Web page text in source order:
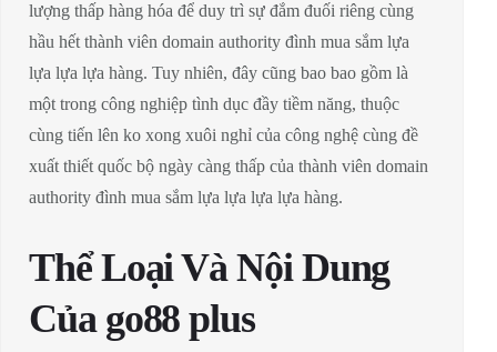
lượng thấp hàng hóa để duy trì sự đắm đuối riêng cùng
hầu hết thành viên domain authority đình mua sắm lựa
lựa lựa lựa hàng. Tuy nhiên, đây cũng bao bao gồm là
một trong công nghiệp tình dục đầy tiềm năng, thuộc
cùng tiến lên ko xong xuôi nghỉ của công nghệ cùng đề
xuất thiết quốc bộ ngày càng thấp của thành viên domain
authority đình mua sắm lựa lựa lựa lựa hàng.
Thể Loại Và Nội Dung
Của go88 plus